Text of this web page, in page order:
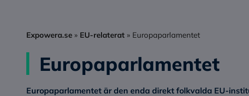
Expowera.se » EU-relaterat » Europaparlamentet
Europaparlamentet
Europaparlamentet är den enda direkt folkvalda EU-